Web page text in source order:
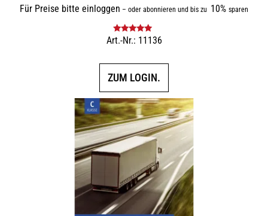
Für Preise bitte einloggen – oder abonnieren und bis zu 10% sparen
Bewertet mit
Art.-Nr.: 11136
ZUM LOGIN.